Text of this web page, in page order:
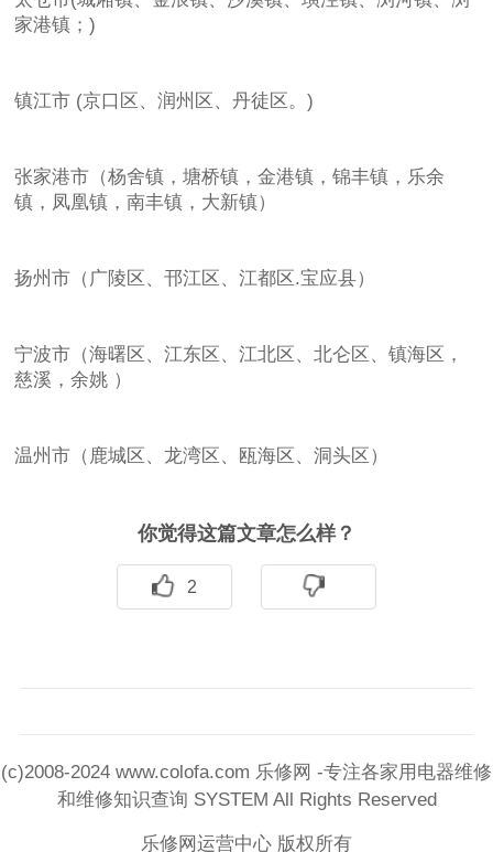
家港镇；)
镇江市 (京口区、润州区、丹徒区。)
张家港市（杨舍镇，塘桥镇，金港镇，锦丰镇，乐余
镇，凤凰镇，南丰镇，大新镇）
扬州市（广陵区、邗江区、江都区.宝应县）
宁波市（海曙区、江东区、江北区、北仑区、镇海区，
慈溪，余姚 ）
温州市（鹿城区、龙湾区、瓯海区、洞头区）
你觉得这篇文章怎么样？
2
(c)2008-2024 www.colofa.com 乐修网 -专注各家用电器维修
和维修知识查询 SYSTEM All Rights Reserved
乐修网运营中心 版权所有